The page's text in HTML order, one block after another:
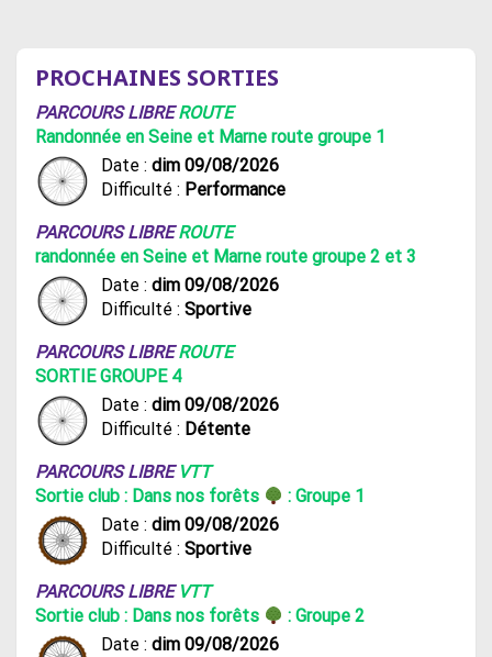
PROCHAINES SORTIES
PARCOURS LIBREROUTE
Randonnée en Seine et Marne route groupe 1
Date : dim 09/08/2026
Difficulté : Performance
PARCOURS LIBREROUTE
randonnée en Seine et Marne route groupe 2 et 3
Date : dim 09/08/2026
Difficulté : Sportive
PARCOURS LIBREROUTE
SORTIE GROUPE 4
Date : dim 09/08/2026
Difficulté : Détente
PARCOURS LIBRE VTT
Sortie club : Dans nos forêts
: Groupe 1
Date : dim 09/08/2026
Difficulté : Sportive
PARCOURS LIBRE VTT
Sortie club : Dans nos forêts
: Groupe 2
Date : dim 09/08/2026